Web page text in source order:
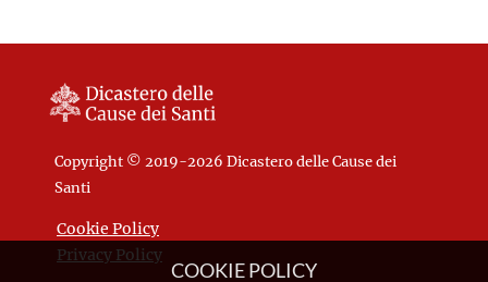
Copyright © 2019-2026 Dicastero delle Cause dei
Santi
Cookie Policy
Privacy Policy
COOKIE POLICY